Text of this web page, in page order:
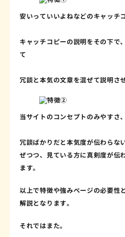
安いっていいよねなどのキャッチ
キャッチコピーの説明をその下で
て
冗談と本気の文章を混ぜて説明さ
当サイトのコンセプトのみやすさ
冗談ばかりだと本気度が伝わらな
ぜつつ、見ている方に真剣度が伝
ます。
以上で特徴や強みぺージの必要性
解説となります。
それではまた。